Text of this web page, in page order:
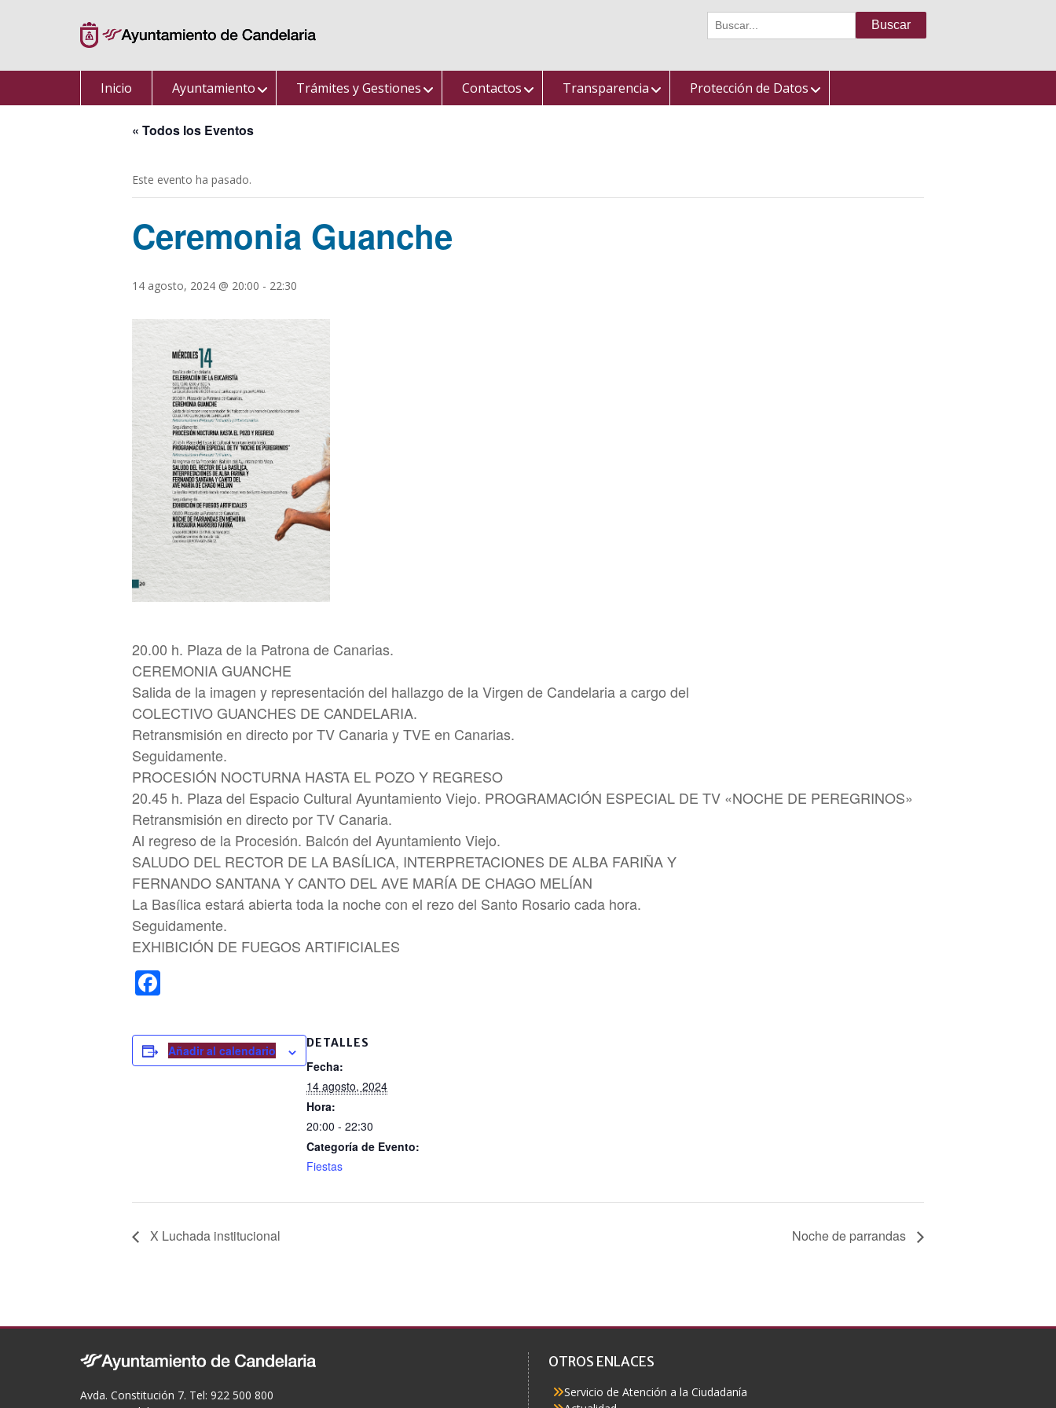
Buscar:
Inicio Ayuntamiento Trámites y Gestiones Contactos Transparencia Protección de Datos
« Todos los Eventos
Este evento ha pasado.
Ceremonia Guanche
14 agosto, 2024 @ 20:00 - 22:30
20.00 h. Plaza de la Patrona de Canarias.
CEREMONIA GUANCHE
Salida de la imagen y representación del hallazgo de la Virgen de Candelaria a cargo del
COLECTIVO GUANCHES DE CANDELARIA.
Retransmisión en directo por TV Canaria y TVE en Canarias.
Seguidamente.
PROCESIÓN NOCTURNA HASTA EL POZO Y REGRESO
20.45 h. Plaza del Espacio Cultural Ayuntamiento Viejo. PROGRAMACIÓN ESPECIAL DE TV «NOCHE DE PEREGRINOS»
Retransmisión en directo por TV Canaria.
Al regreso de la Procesión. Balcón del Ayuntamiento Viejo.
SALUDO DEL RECTOR DE LA BASÍLICA, INTERPRETACIONES DE ALBA FARIÑA Y
FERNANDO SANTANA Y CANTO DEL AVE MARÍA DE CHAGO MELÍAN
La Basílica estará abierta toda la noche con el rezo del Santo Rosario cada hora.
Seguidamente.
EXHIBICIÓN DE FUEGOS ARTIFICIALES
c
eAñadir al calendario DETALLES
Fecha:
14 agosto, 2024
Hora:
20:00 - 22:30
Categoría de Evento:
Fiestas
X Luchada institucional Noche de parrandas
Avda. Constitución 7. Tel: 922 500 800
OTROS ENLACES
Servicio de Atención a la Ciudadanía